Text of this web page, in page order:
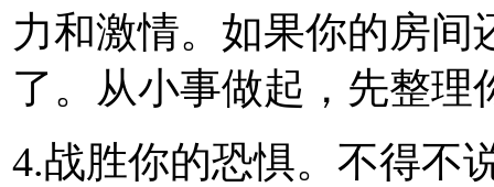
力和激情。如果你的房
了。从小事做起，先整理
4.战胜你的恐惧。不得不